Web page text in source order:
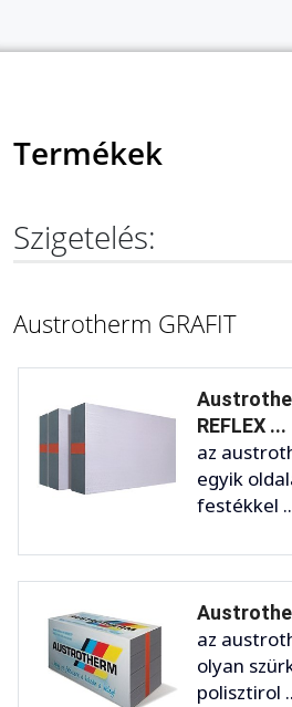
Termékek
Szigetelés:
Austrotherm GRAFIT
REFLEX ...
az
egyik
festékkel
az
olyan
polisztirol